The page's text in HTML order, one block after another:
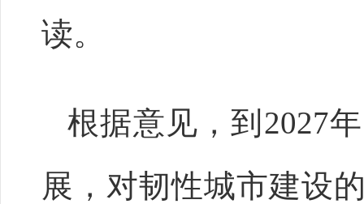
读。
根据意见，到2027
展，对韧性城市建设